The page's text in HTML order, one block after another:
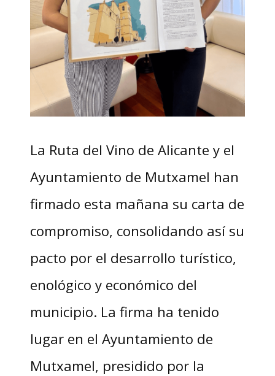
La Ruta del Vino de Alicante y el
Ayuntamiento de Mutxamel han
firmado esta mañana su carta de
compromiso, consolidando así su
pacto por el desarrollo turístico,
enológico y económico del
municipio. La firma ha tenido
lugar en el Ayuntamiento de
Mutxamel, presidido por la